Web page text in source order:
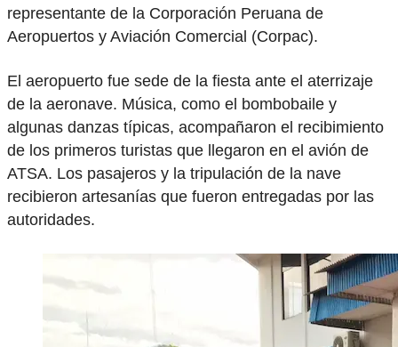
representante de la Corporación Peruana de
Aeropuertos y Aviación Comercial (Corpac).
El aeropuerto fue sede de la fiesta ante el aterrizaje
de la aeronave. Música, como el bombobaile y
algunas danzas típicas, acompañaron el recibimiento
de los primeros turistas que llegaron en el avión de
ATSA. Los pasajeros y la tripulación de la nave
recibieron artesanías que fueron entregadas por las
autoridades.